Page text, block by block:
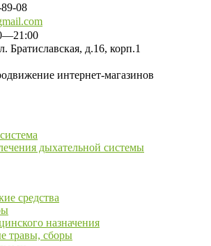
08
Братиславская, д.16, корп.1
интернет-магазинов
дыхательной системы
средства
назначения
травы, сборы